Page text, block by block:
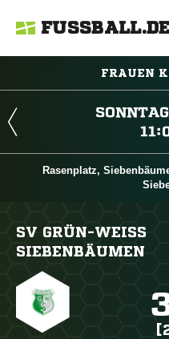
FUSSBALL.DE
FRAUEN
Rasenplatz,
SV GRÜN-WEISS S
IEBENBÄUMEN